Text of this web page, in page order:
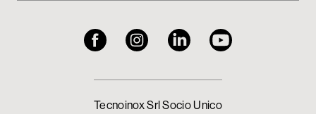
Tecnoinox Srl Socio Unico